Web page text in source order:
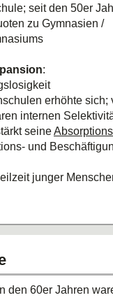
seit den 50er
zu Gymnasien /
:
erhöhte sich;
internen
seine
und
junger
(15 % d. 30-
vom
im
den 60er Jahren